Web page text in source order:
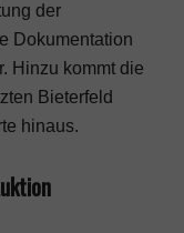
der
Dokumentation
Hinzu kommt die
Bieterfeld
hinaus.